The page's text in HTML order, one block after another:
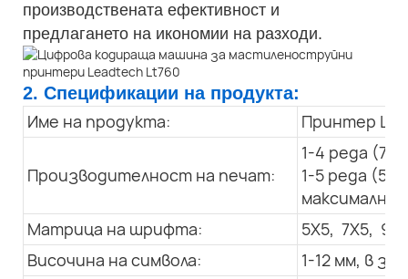
производствената ефективност и
предлагането на икономии на разходи.
2. Спецификации на продукта:
Име на продукта: Принтер LT
Производителност на печат:
1-4 реда
1-5 реда
максимална
Матрица на шрифта:
5X5, 7X5,
Височина на символа:
1-12 мм, в